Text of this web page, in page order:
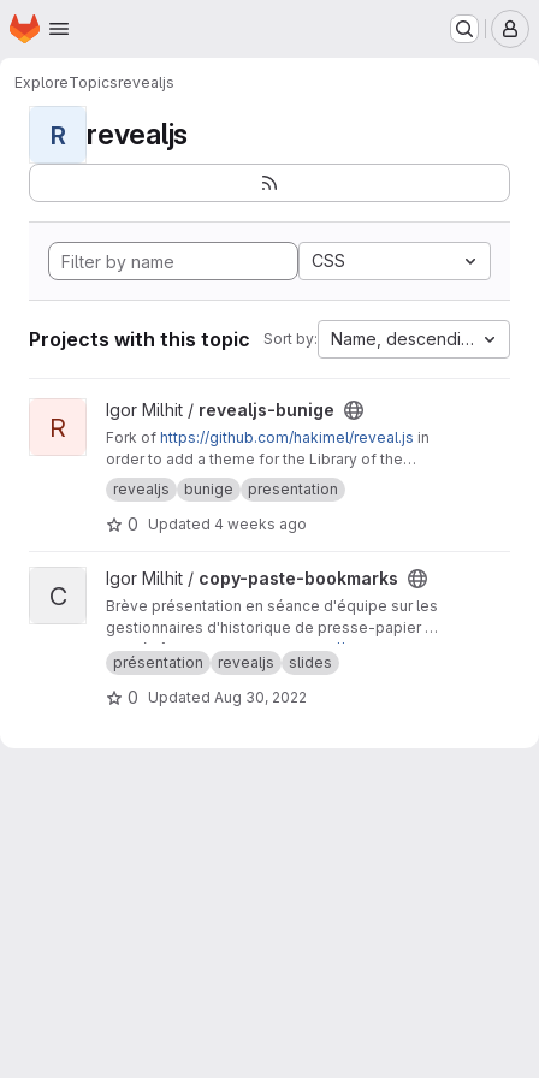
Skip to main content
Homepage
ExploreTopicsrevealjs
R revealjs
CSS
Projects with this topic Sort by: Name, descending
View revealjs-bunige project
R
Igor Milhit / revealjs-bunige
Fork of https://github.com/hakimel/reveal.js in
order to add a theme for the Library of the
University of Geneva (bunige branch, see the
README, last section).
revealjs bunige presentation
0 Updated 4 weeks ago
View copy-paste-bookmarks project
C
Igor Milhit / copy-paste-bookmarks
Brève présentation en séance d'équipe sur les
gestionnaires d'historique de presse-papier et
l'usage des signets avec mot-clé pour
accélérer la recherche.
Ce dépôt est un mirroir dehttps://codeberg.or
g/ignami/copy-paste-bookmarks
La présentation est publique sur
présentation revealjs slides
0 Updated Aug 30, 2022